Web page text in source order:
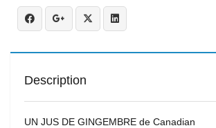
Description
UN JUS DE GINGEMBRE de Canadian